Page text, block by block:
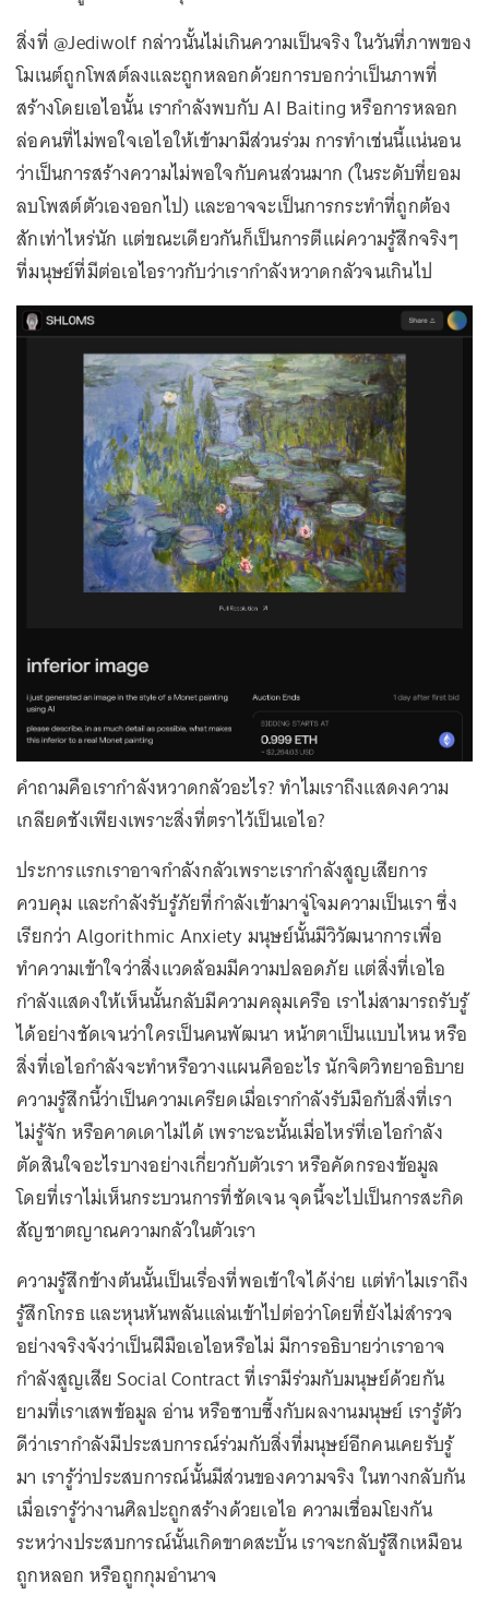
สิ่งที่ @Jediwolf กล่าวนั้นไม่เกินความเป็นจริง ในวันที่ภาพของ
โมเนต์ถูกโพสต์ลงและถูกหลอกด้วยการบอกว่าเป็นภาพที่
สร้างโดยเอไอนั้น เรากำลังพบกับ AI Baiting หรือการหลอก
ล่อคนที่ไม่พอใจเอไอให้เข้ามามีส่วนร่วม การทำเช่นนี้แน่นอน
ว่าเป็นการสร้างความไม่พอใจกับคนส่วนมาก (ในระดับที่ยอม
ลบโพสต์ตัวเองออกไป) และอาจจะเป็นการกระทำที่ถูกต้อง
สักเท่าไหร่นัก แต่ขณะเดียวกันก็เป็นการตีแผ่ความรู้สึกจริงๆ
ที่มนุษย์ที่มีต่อเอไอราวกับว่าเรากำลังหวาดกลัวจนเกินไป
คำถามคือเรากำลังหวาดกลัวอะไร? ทำไมเราถึงแสดงความ
เกลียดชังเพียงเพราะสิ่งที่ตราไว้เป็นเอไอ?
ประการแรกเราอาจกำลังกลัวเพราะเรากำลังสูญเสียการ
ควบคุม และกำลังรับรู้ภัยที่กำลังเข้ามาจู่โจมความเป็นเรา ซึ่ง
เรียกว่า Algorithmic Anxiety มนุษย์นั้นมีวิวัฒนาการเพื่อ
ทำความเข้าใจว่าสิ่งแวดล้อมมีความปลอดภัย แต่สิ่งที่เอไอ
กำลังแสดงให้เห็นนั้นกลับมีความคลุมเครือ เราไม่สามารถรับรู้
ได้อย่างชัดเจนว่าใครเป็นคนพัฒนา หน้าตาเป็นแบบไหน หรือ
สิ่งที่เอไอกำลังจะทำหรือวางแผนคืออะไร นักจิตวิทยาอธิบาย
ความรู้สึกนี้ว่าเป็นความเครียดเมื่อเรากำลังรับมือกับสิ่งที่เรา
ไม่รู้จัก หรือคาดเดาไม่ได้ เพราะฉะนั้นเมื่อไหร่ที่เอไอกำลัง
ตัดสินใจอะไรบางอย่างเกี่ยวกับตัวเรา หรือคัดกรองข้อมูล
โดยที่เราไม่เห็นกระบวนการที่ชัดเจน จุดนี้จะไปเป็นการสะกิด
สัญชาตญาณความกลัวในตัวเรา
ความรู้สึกข้างต้นนั้นเป็นเรื่องที่พอเข้าใจได้ง่าย แต่ทำไมเราถึง
รู้สึกโกรธ และหุนหันพลันแล่นเข้าไปต่อว่าโดยที่ยังไม่สำรวจ
อย่างจริงจังว่าเป็นฝีมือเอไอหรือไม่ มีการอธิบายว่าเราอาจ
กำลังสูญเสีย Social Contract ที่เรามีร่วมกับมนุษย์ด้วยกัน
ยามที่เราเสพข้อมูล อ่าน หรือซาบซึ้งกับผลงานมนุษย์ เรารู้ตัว
ดีว่าเรากำลังมีประสบการณ์ร่วมกับสิ่งที่มนุษย์อีกคนเคยรับรู้
มา เรารู้ว่าประสบการณ์นั้นมีส่วนของความจริง ในทางกลับกัน
เมื่อเรารู้ว่างานศิลปะถูกสร้างด้วยเอไอ ความเชื่อมโยงกัน
ระหว่างประสบการณ์นั้นเกิดขาดสะบั้น เราจะกลับรู้สึกเหมือน
ถูกหลอก หรือถูกกุมอำนาจ